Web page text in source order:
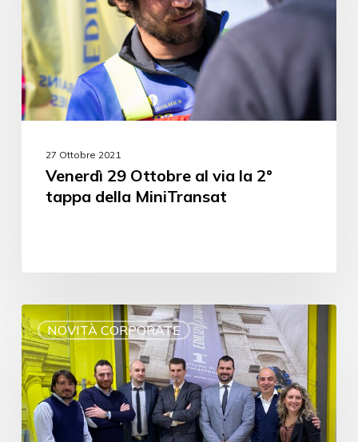
27 Ottobre 2021
Venerdì 29 Ottobre al via la 2°
tappa della MiniTransat
NOVITÀ CORPORATE